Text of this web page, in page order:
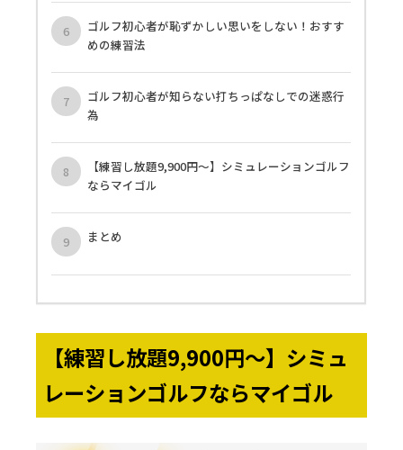
ゴルフ初心者が恥ずかしい思いをしない！おすす
めの練習法
ゴルフ初心者が知らない打ちっぱなしでの迷惑行
為
【練習し放題9,900円〜】シミュレーションゴルフ
ならマイゴル
まとめ
【練習し放題9,900円〜】シミュ
レーションゴルフならマイゴル